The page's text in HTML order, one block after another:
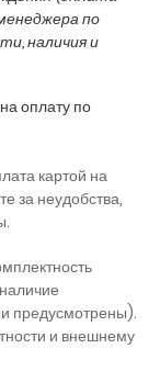
по
наличия и
оплату по
картой на
за неудобства,
предусмотрены).
и внешнему